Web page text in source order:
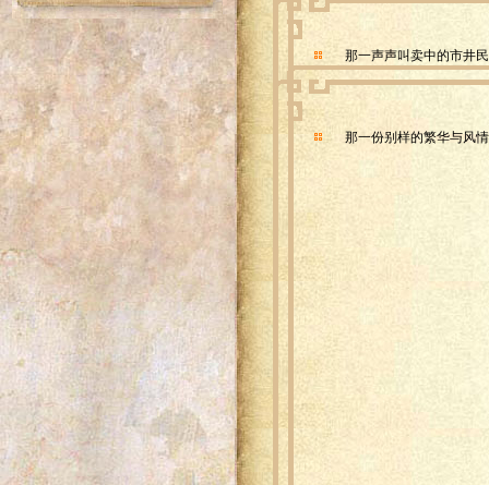
那一声声叫卖中的市井
那一份别样的繁华与风